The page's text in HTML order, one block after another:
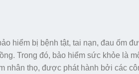
hiểm bị bệnh tật, tai nạn, đau ốm
Trong đó, bảo hiểm sức khỏe là
nhân thọ, được phát hành bởi các